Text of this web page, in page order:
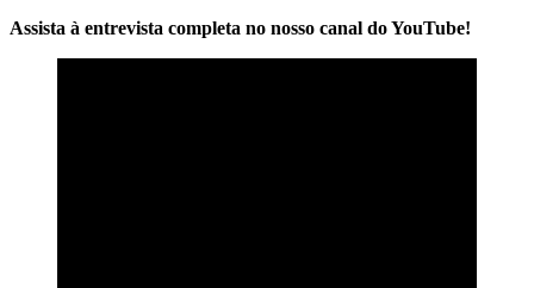
Assista à entrevista completa no nosso canal do YouTube!